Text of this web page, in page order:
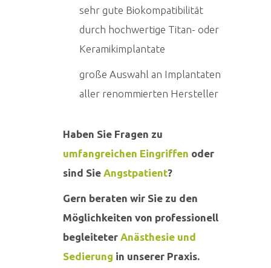
sehr gute Biokompatibilität
durch hochwertige Titan- oder
Keramikimplantate
große Auswahl an Implantaten
aller renommierten Hersteller
Haben Sie Fragen zu
umfangreichen Eingriffen oder
sind Sie Angstpatient?
Gern beraten wir Sie zu den
Möglichkeiten von professionell
begleiteter Anästhesie und
Sedierung in unserer Praxis.